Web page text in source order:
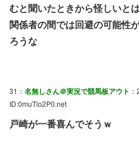
むと聞いたときから怪しいと
関係者の間では回避の可能性
ろうな
31： 名無しさん＠実況で競馬板アウト
ID:0muTlo2P0.net
戸崎が一番喜んでそうｗ